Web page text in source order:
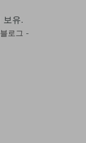
보유.
로그 -